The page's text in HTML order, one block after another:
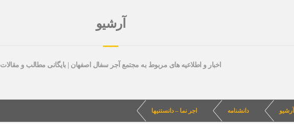
آرشیو
اخبار و اطلاعیه های مربوط به مجتمع آجر سفال اصفهان | بایگانی مطالب و مقالات
آرشیو دانشنامه اجر نما – دانستنیها